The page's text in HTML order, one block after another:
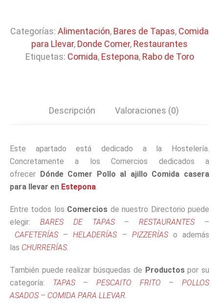
Categorías: Alimentación, Bares de Tapas, Comida
para Llevar, Donde Comer, Restaurantes
Etiquetas: Comida, Estepona, Rabo de Toro
Descripción Valoraciones (0)
Este apartado está dedicado a la Hostelería.
Concretamente a los Comercios dedicados a
ofrecer Dónde Comer Pollo al ajillo Comida casera
para llevar en Estepona.
Entre todos los Comercios de nuestro Directorio puede
elegir: BARES DE TAPAS–RESTAURANTES –
CAFETERÍAS –HELADERÍAS – PIZZERÍASo además
las CHURRERÍAS.
También puede realizar búsquedas de Productospor su
categoría: TAPAS–PESCAITO FRITO –POLLOS
ASADOS – COMIDA PARA LLEVAR.